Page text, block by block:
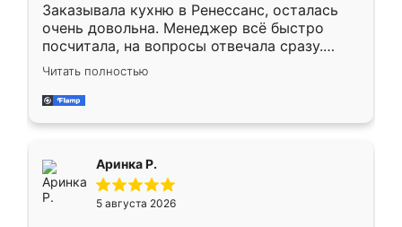
Заказывала кухню в Ренессанс, осталась
очень довольна. Менеджер всё быстро
посчитала, на вопросы отвечала сразу.
Замерщик приехал в субботу, подошёл к
делу со всей ответственностью. Собрали
за день, ребята работали аккуратно, даже
Читать полностью
Аринка Р.
5 августа 2026